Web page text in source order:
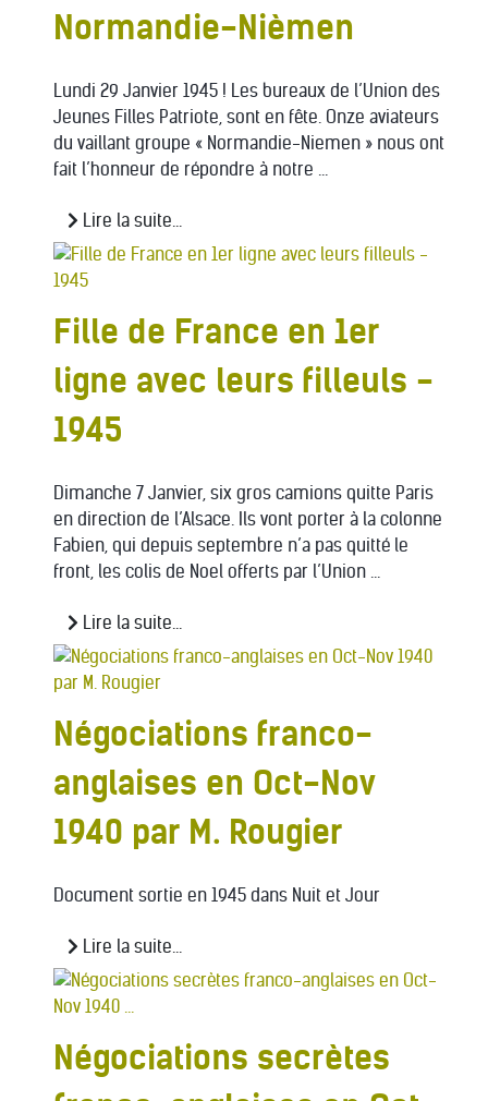
Normandie-Nièmen
Lundi 29 Janvier 1945 ! Les bureaux de l’Union des
Jeunes Filles Patriote, sont en fête. Onze aviateurs
du vaillant groupe « Normandie-Niemen » nous ont
fait l’honneur de répondre à notre ...
Lire la suite...
Fille de France en 1er
ligne avec leurs filleuls -
1945
Dimanche 7 Janvier, six gros camions quitte Paris
en direction de l’Alsace. Ils vont porter à la colonne
Fabien, qui depuis septembre n’a pas quitté le
front, les colis de Noel offerts par l’Union ...
Lire la suite...
Négociations franco-
anglaises en Oct-Nov
1940 par M. Rougier
Document sortie en 1945 dans Nuit et Jour
Lire la suite...
Négociations secrètes